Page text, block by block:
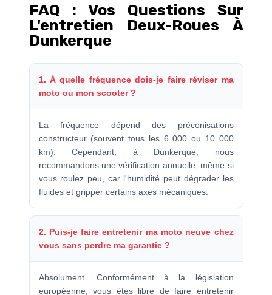
FAQ : Vos Questions Sur
L'entretien Deux-Roues À
Dunkerque
1. À quelle fréquence dois-je faire réviser ma
moto ou mon scooter ?
La fréquence dépend des préconisations
constructeur (souvent tous les 6 000 ou 10 000
km). Cependant, à Dunkerque, nous
recommandons une vérification annuelle, même si
vous roulez peu, car l'humidité peut dégrader les
fluides et gripper certains axes mécaniques.
2. Puis-je faire entretenir ma moto neuve chez
vous sans perdre ma garantie ?
Absolument. Conformément à la législation
européenne, vous êtes libre de faire entretenir